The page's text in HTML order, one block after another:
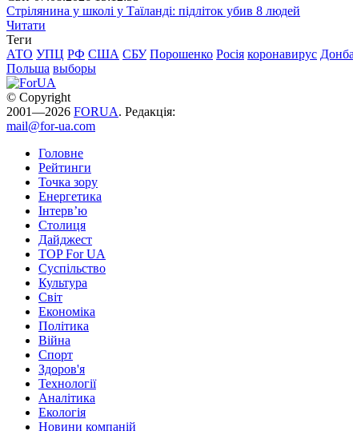
Стрілянина у школі у Таїланді: підліток убив 8 людей
Читати
Теги
АТО УПЦ РФ США СБУ Порошенко Росія коронавирус
Польша выборы
© Copyright
2001—2026 FORUA. Редакція:
mail@for-ua.com
Головне
Рейтинги
Точка зору
Енергетика
Інтерв’ю
Столиця
Дайджест
TOP For UA
Суспiльство
Культура
Світ
Економіка
Політика
Війна
Спорт
Здоров'я
Технології
Аналітика
Екологія
Новини компаній